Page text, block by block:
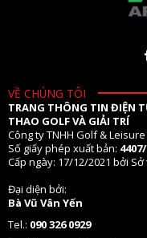
VỀ CHÚNG TÔI
TRANG THÔNG TIN ĐIỆN
THAO GOLF VÀ GIẢI TRÍ
Công ty TNHH Golf &
Số giấy phép xuất bản:
Cấp ngày: 17/12/2021 bởi
Đại diện bởi:
Bà Vũ Vân Yến
Tel.: 090 326 0929